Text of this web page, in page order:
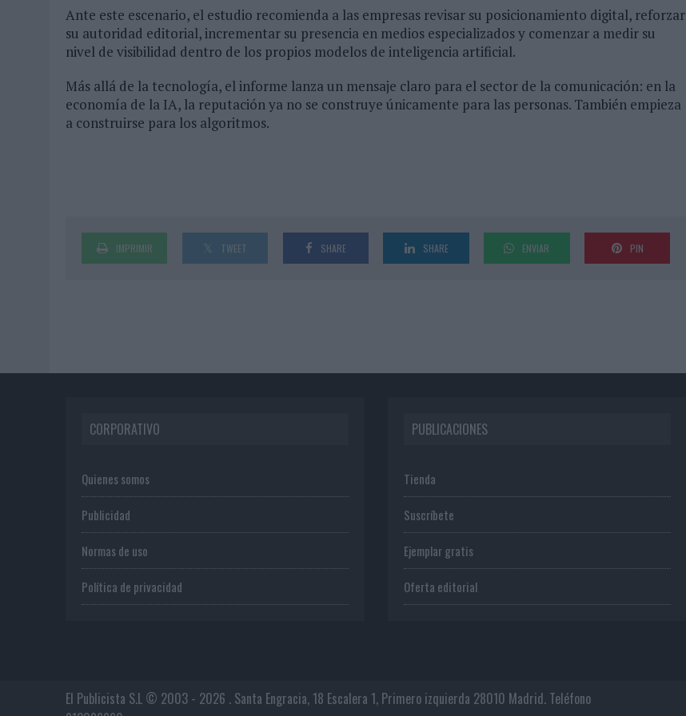
Ante este escenario, el estudio recomienda a las empresas revisar su posicionamiento digital, reforzar
su autoridad editorial, incrementar su presencia en medios especializados y comenzar a medir su
nivel de visibilidad dentro de los propios modelos de inteligencia artificial.
Más allá de la tecnología, el informe lanza un mensaje claro para el sector de la comunicación: en la
economía de la IA, la reputación ya no se construye únicamente para las personas. También empieza
a construirse para los algoritmos.
IMPRIMIR TWEET SHARE SHARE ENVIAR PIN
CORPORATIVO
Quienes somos
Publicidad
Normas de uso
Política de privacidad
PUBLICACIONES
Tienda
Suscríbete
Ejemplar gratis
Oferta editorial
El Publicista S.L © 2003 - 2026 . Santa Engracia, 18 Escalera 1, Primero izquierda 28010 Madrid. Teléfono